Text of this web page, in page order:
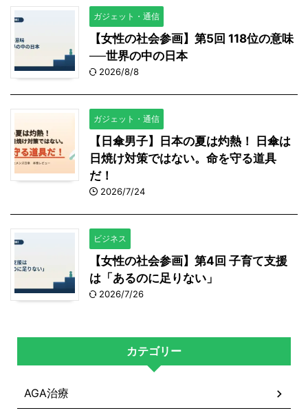
ガジェット・通信
【女性の社会参画】第5回 118位の意味
──世界の中の日本
2026/8/8
ガジェット・通信
【日傘男子】日本の夏は灼熱！ 日傘は
日焼け対策ではない。命を守る道具
だ！
2026/7/24
ビジネス
【女性の社会参画】第4回 子育て支援
は「あるのに足りない」
2026/7/26
カテゴリー
AGA治療